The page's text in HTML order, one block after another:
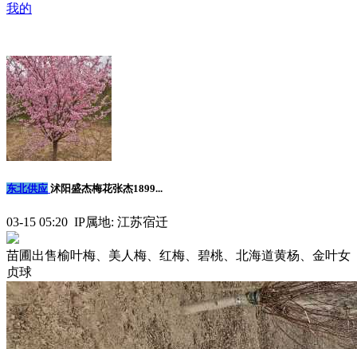
我的
东北供应 沭阳盛杰梅花张杰1899...
03-15 05:20 IP属地: 江苏宿迁
苗圃出售榆叶梅、美人梅、红梅、碧桃、北海道黄杨、金叶女
贞球